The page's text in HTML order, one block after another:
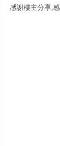
感謝樓主分享,